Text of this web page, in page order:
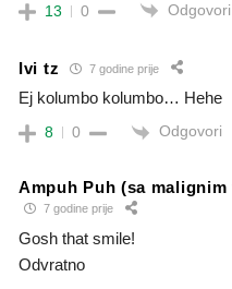
13 0 Odgovori
Ivi tz 7 godine prije
Ej kolumbo kolumbo… Hehe
8 0 Odgovori
Ampuh Puh (sa
7 godine prije
Gosh that smile!
Odvratno